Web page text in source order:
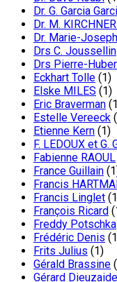
Dr. G. Garcia
Dr. M.
Dr. Marie-
Drs C. Joussellin
Drs Pierre-
Eckhart Tolle (1)
Elske MILES (1)
Eric Braverman
Estelle Vereeck
Etienne Kern (1)
F. LEDOUX et G.
Fabienne RAOUL
France Guillain
Francis
Francis Linglet
François Ricard
Freddy Potschka
Frédéric Denis
Frits Julius (1)
Gérald Brassine
Gérard Dieuzaide